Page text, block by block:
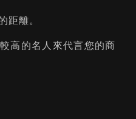
距離。
高的名人來代言您的商